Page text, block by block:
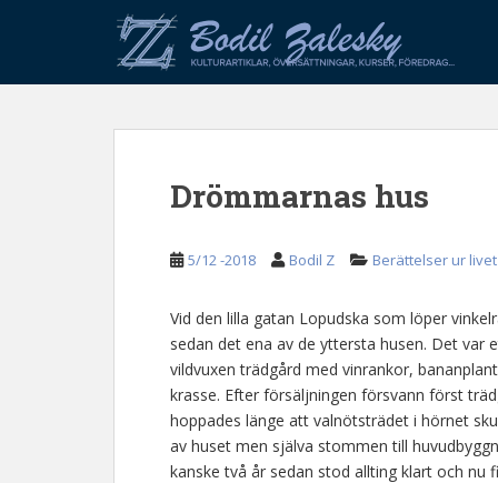
p
Drömmarnas hus
5/12 -2018 Bodil Z Berättelser ur livet
Vid den lilla gatan Lopudska som löper
sedan det ena av de yttersta husen. Det
vildvuxen trädgård med vinrankor,
krasse. Efter försäljningen försvann först
hoppades länge att valnötsträdet i hörnet
av huset men själva stommen till
kanske två år sedan stod allting klart och nu